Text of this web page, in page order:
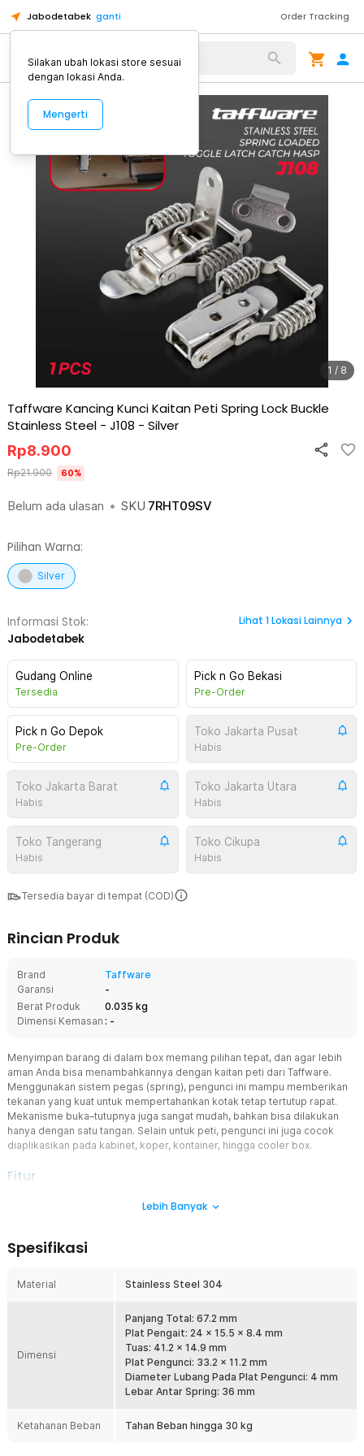
Jabodetabek ganti Order Tracking
Alat Kopi
1 / 8
Taffware Kancing Kunci Kaitan Peti Spring Lock Buckle
Stainless Steel - J108 - Silver
Belum ada ulasan • SKU 7RHT09SV
Rp8.900
Rp21.900 60%
Pilihan Warna:
Silver
Informasi Stok:
Jabodetabek
Lihat 1Lokasi Lainnya
Gudang Online
Tersedia
Pick n Go Bekasi
Pre-Order
Pick n Go Depok
Pre-Order
Toko Jakarta Pusat
Habis
Toko Jakarta Barat
Habis
Toko Jakarta Utara
Habis
Toko Tangerang
Habis
Toko Cikupa
Habis
Tersedia bayar di tempat (COD)
Rincian Produk
Brand
Taffware
Garansi
-
Berat Produk
0.035 kg
Dimensi Kemasan : -
Menyimpan barang di dalam box memang pilihan tepat, dan agar lebih
aman Anda bisa menambahkannya dengan kaitan peti dari Taffware.
Menggunakan sistem pegas (spring), pengunci ini mampu memberikan
tekanan yang kuat untuk mempertahankan kotak tetap tertutup rapat.
Mekanisme buka–tutupnya juga sangat mudah, bahkan bisa dilakukan
hanya dengan satu tangan. Selain untuk peti, pengunci ini juga cocok
diaplikasikan pada kabinet, koper, kontainer, hingga cooler box.
Fitur
Kombinasi Pengait dan Pegas
memberi tekanan tambahan agar kotak tertutup rapat dan tidak
meski terkena guncangan.
Kunci peti J108 ini dibuat dari material stainless steel 304 yang kuat
dan tahan lama. Tidak mudah berkarat, tidak mudah patah, dan
mampu menjaga keamanan peti Anda dalam jangka panjang.
Keandalan material ini membuatnya cocok untuk penggunaan
indoor maupun outdoor.
Penggunaan Mudah dan Cepat
penggunaannya. Cukup tekan tuas ke arah lubang gembok untuk
Lebih Banyak
Spesifikasi
Material Stainless Steel 304
Dimensi
Panjang Total: 67.2 mm
Plat Pengait: 24 x 15.5 x 8.4 mm
Tuas: 41.2 x 14.9 mm
Plat Pengunci: 33.2 x 11.2 mm
Diameter Lubang Pada Plat Pengunci: 4 mm
Lebar Antar Spring: 36 mm
Ketahanan Beban Tahan Beban hingga 30 kg
Silakan ubah lokasi store sesuai
dengan lokasi Anda.
Mengerti